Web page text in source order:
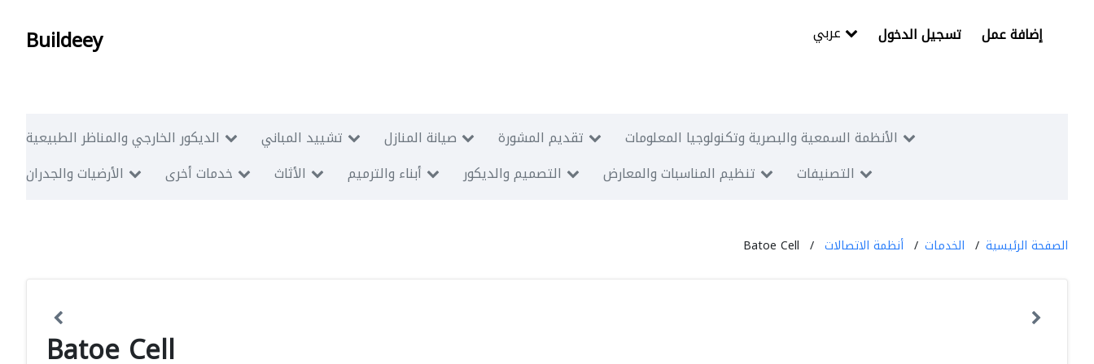
Buildeey تسجيل الدخول إضافة عمل
الديكور الخارجي والمناظر الطبيعية تشييد المباني صيانة المنازل تقديم المشورة
الأنظمة السمعية والبصرية وتكنولوجيا المعلومات
الأرضيات والجدران
خدمات أخرى الأثاث أبناء والترميم التصميم والديكور تنظيم المناسبات والمعارض التصنيفات
الصفحة الرئيسية الخدمات أنظمة الاتصالات Batoe Cell
Batoe Cell